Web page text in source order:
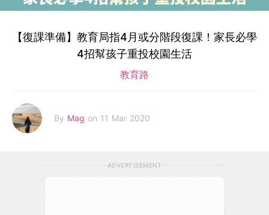
【復課準備】教育局指4月或分階段復課！家長必學
4招幫孩子重投校園生活
教育路
By Mag on 11 Mar 2020
ADVERTISEMENT